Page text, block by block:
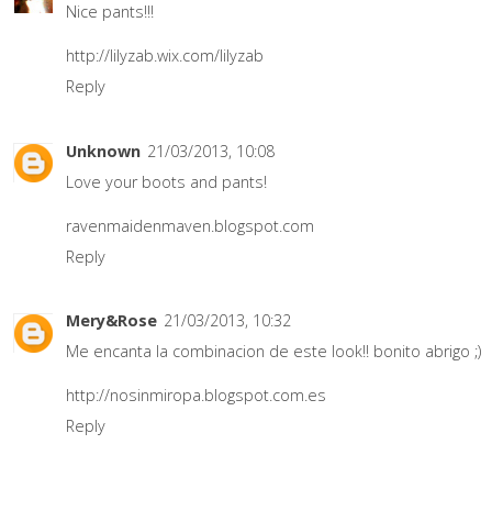
Nice pants!!!
http://lilyzab.wix.com/lilyzab
Reply
Unknown 21/03/2013, 10:08
Love your boots and pants!
ravenmaidenmaven.blogspot.com
Reply
Mery&Rose 21/03/2013, 10:32
Me encanta la combinacion de este look!! bonito abrigo ;)
http://nosinmiropa.blogspot.com.es
Reply